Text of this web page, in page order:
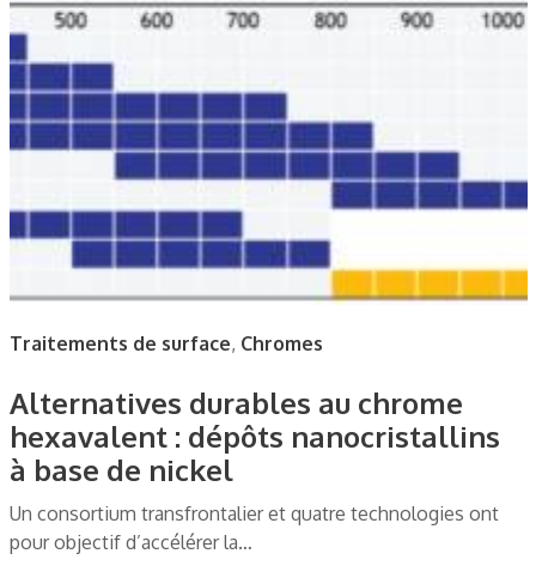
Traitements de surface, Chromes
Alternatives durables au chrome
hexavalent : dépôts nanocristallins
à base de nickel
Un consortium transfrontalier et quatre technologies ont
pour objectif d’accélérer la…